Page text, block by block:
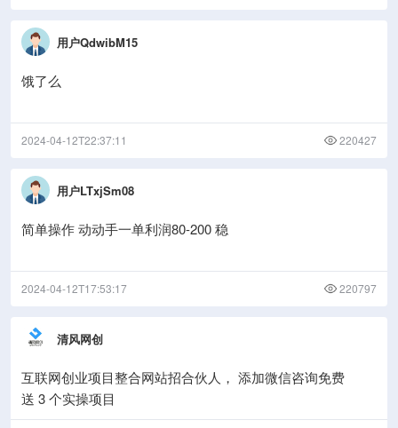
用户QdwibM15
饿了么
2024-04-12T22:37:11 220427
用户LTxjSm08
简单操作 动动手一单利润80-200 稳
2024-04-12T17:53:17 220797
清风网创
互联网创业项目整合网站招合伙人， 添加微信咨询免费
送 3 个实操项目